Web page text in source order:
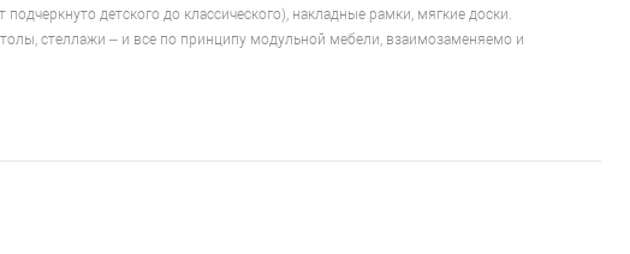
детского до классического), накладные рамки, мягкие доски.
стеллажи – и все по принципу модульной мебели, взаимозаменяемо и